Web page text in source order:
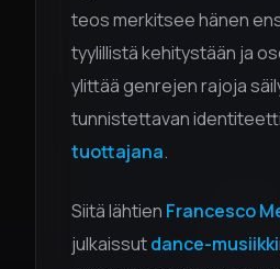
teos merkitsee hänen
tyylillistä kehitystään ja
ylittää genrejen rajoja
tunnistettavan
tuottajana.
Siitä lähtien Francesco
julkaissutdance-musiikki